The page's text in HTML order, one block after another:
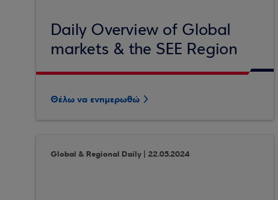
Daily Overview of Global
markets & the SEE Region
Θέλω να ενημερωθώ
Global & Regional Daily | 22.05.2024